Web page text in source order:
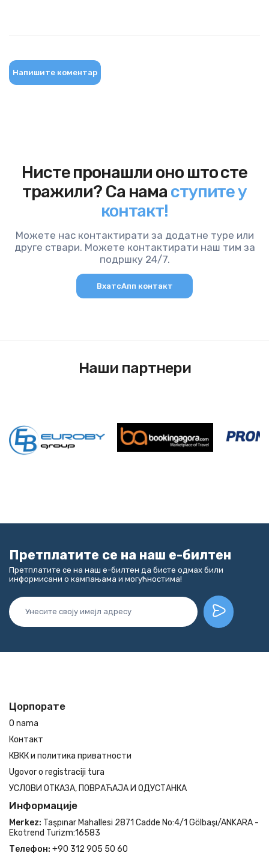
Напишите коментар
Нисте пронашли оно што сте
тражили? Са нама ступите у
контакт!
Можете нас контактирати за додатне туре или
друге ствари. Можете контактирати наш тим за
подршку 24/7.
ВхатсАпп контакт
Наши партнери
Претплатите се на наш е-билтен
Претплатите се на наш е-билтен да бисте одмах били
информисани о кампањама и могућностима!
Цорпорате
O nama
Контакт
КВКК и политика приватности
Ugovor o registraciji tura
УСЛОВИ ОТКАЗА, ПОВРАЋАЈА И ОДУСТАНКА
Информације
Merkez: Taşpınar Mahallesi 2871 Cadde No:4/1 Gölbaşı/ANKARA -
Ekotrend Turizm:16583
Телефон: +90 312 905 50 60